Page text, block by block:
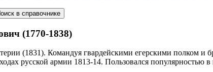
(1770-1838)
(1831). Командуя гвардейскими егерскими полком и
русской армии 1813-14. Пользовался популярностью в